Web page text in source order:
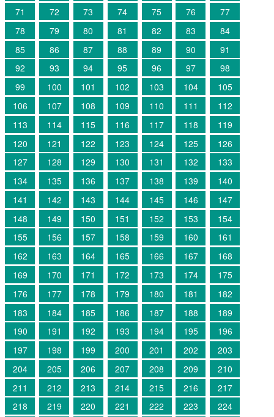
71
72 73 74 75 76
77
78
79 80 81 82 83
84
85
86 87 88 89 90
91
92
93 94 95 96 97
98
99
100 101 102 103 104
105
106
107 108 109 110 111
112
113
114 115 116 117 118
119
120
121 122 123 124 125
126
127
128 129 130 131 132
133
134
135 136 137 138 139
140
141
142 143 144 145 146
147
148
149 150 151 152 153
154
155
156 157 158 159 160
161
162
163 164 165 166 167
168
169
170 171 172 173 174
175
176
177 178 179 180 181
182
183
184 185 186 187 188
189
190
191 192 193 194 195
196
197
198 199 200 201 202
203
204
205 206 207 208 209
210
211
212 213 214 215 216
217
218
219 220 221 222 223
224